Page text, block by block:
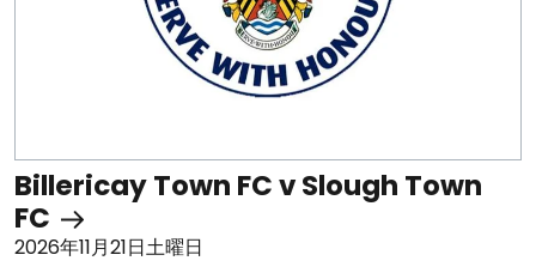
Billericay Town FC v Slough Town
FC
2026年11月21日土曜日